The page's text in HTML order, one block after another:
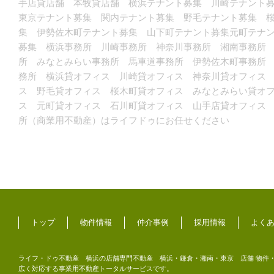
手店貸店舗 本牧貸店舗 横浜テナント募集 川崎テナン
東京テナント募集 関内テナント募集 野毛テナント募集
集 伊勢佐木町テナント募集 山下町テナント募集元町テ
募集 横浜事務所 川崎事務所 神奈川事務所 湘南事務
所 みなとみらい事務所 馬車道事務所 伊勢佐木町事務
務所 横浜貸オフィス 川崎貸オフィス 神奈川貸オフィ
ス 野毛貸オフィス 桜木町貸オフィス みなとみらい貸オ
ス 元町貸オフィス 石川町貸オフィス 山手店貸オフィス
所（商業用不動産）はライフドゥにお任せください
トップ 物件情報 仲介事例 採用情報 よく
ライフ・ドゥ不動産 横浜の店舗専門不動産 横浜・鎌倉・湘南・東京 店舗 物件・
広く対応する事業用不動産トータルサービスです。